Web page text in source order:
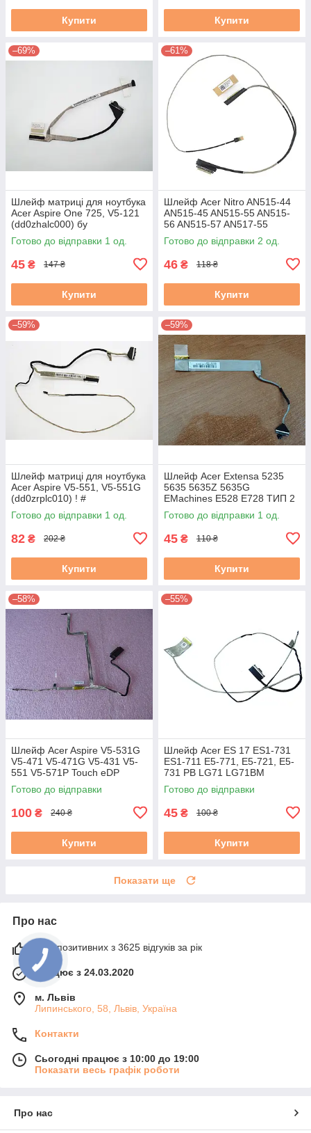
Купити Купити
–69%
Шлейф матриці для ноутбука
Acer Aspire One 725, V5-121
(dd0zhalc000) бу
Готово до відправки 1 од.
45 ₴ 147 ₴
Купити
–61%
Шлейф Acer Nitro AN515-44
AN515-45 AN515-55 AN515-
56 AN515-57 AN517-55
(DC02C00PW00) б/в
Готово до відправки 2 од.
46 ₴ 118 ₴
Купити
–59%
Шлейф матриці для ноутбука
Acer Aspire V5-551, V5-551G
(dd0zrplc010) ! #
Готово до відправки 1 од.
82 ₴ 202 ₴
Купити
–59%
Шлейф Acer Extensa 5235
5635 5635Z 5635G
EMachines E528 E728 ТИП 2
БЕЗ КАМЕРИ!
(DD0ZR6LC100 ) Гар. б/в
Готово до відправки 1 од.
45 ₴ 110 ₴
Купити
–58%
Шлейф Acer Aspire V5-531G
V5-471 V5-471G V5-431 V5-
551 V5-571P Touch eDP
Cable (50.4VM14.013 VA51)
б/в
Готово до відправки
100 ₴ 240 ₴
Купити
–55%
Шлейф Acer ES 17 ES1-731
ES1-711 E5-771, E5-721, E5-
731 PB LG71 LG71BM
ENTF71 (DD0ZYWLC140) б/в
Готово до відправки
45 ₴ 100 ₴
Купити
Показати ще
Про нас
97% позитивних з 3625 відгуків за рік
Працює з 24.03.2020
м. Львів
Липинського, 58, Львів, Україна
Контакти
Сьогодні працює з 10:00 до 19:00
Показати весь графік роботи
Про нас